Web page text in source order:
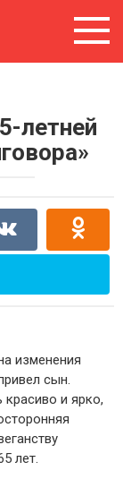
летней
изменения
сын.
и ярко,
лет.